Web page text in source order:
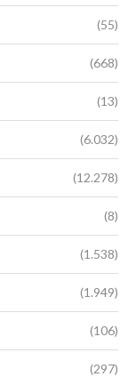
(55)
(668)
(13)
(6.032)
(12.278)
(8)
(1.538)
(1.949)
(106)
(297)